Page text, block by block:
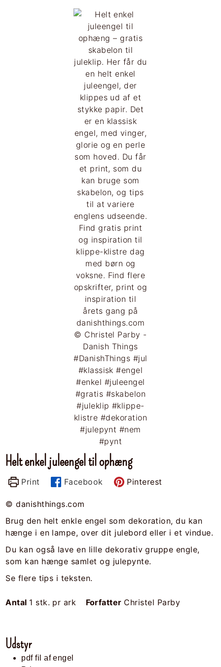
Helt enkel juleengel til ophæng
Print Facebook Pinterest
© danishthings.com
Brug den helt enkle engel som dekoration, du kan
hænge i en lampe, over dit julebord eller i et vindue.
Du kan også lave en lille dekorativ gruppe engle,
som kan hænge samlet og julepynte.
Se flere tips i teksten.
Antal 1 stk. pr ark Forfatter Christel Parby
Udstyr
pdf fil af engel